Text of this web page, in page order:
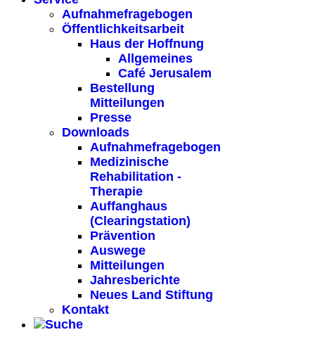
Aufnahmefragebogen
Öffentlichkeitsarbeit
Haus der Hoffnung
Allgemeines
Café Jerusalem
Bestellung
Mitteilungen
Presse
Downloads
Aufnahmefragebogen
Medizinische
Rehabilitation -
Therapie
Auffanghaus
(Clearingstation)
Prävention
Auswege
Mitteilungen
Jahresberichte
Neues Land Stiftung
Kontakt